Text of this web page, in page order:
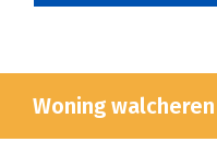
Woning walcheren